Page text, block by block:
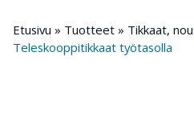
Etusivu » Tuotteet » Tikkaat,
Teleskooppitikkaat työtasolla